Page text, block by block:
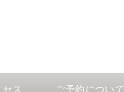
ス ご予約について